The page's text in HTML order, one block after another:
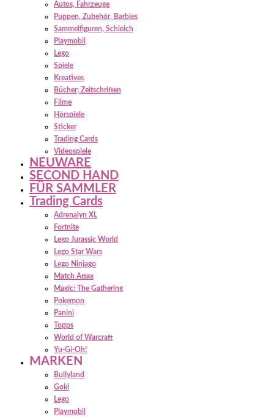
Autos, Fahrzeuge
Puppen, Zubehör, Barbies
Sammelfiguren, Schleich
Playmobil
Lego
Spiele
Kreatives
Bücher; Zeitschriften
Filme
Hörspiele
Sticker
Trading Cards
Videospiele
NEUWARE
SECOND HAND
FÜR SAMMLER
Trading Cards
Adrenalyn XL
Fortnite
Lego Jurassic World
Lego Star Wars
Lego Ninjago
Match Attax
Magic: The Gathering
Pokemon
Panini
Topps
World of Warcraft
Yu-Gi-Oh!
MARKEN
Bullyland
Goki
Lego
Playmobil